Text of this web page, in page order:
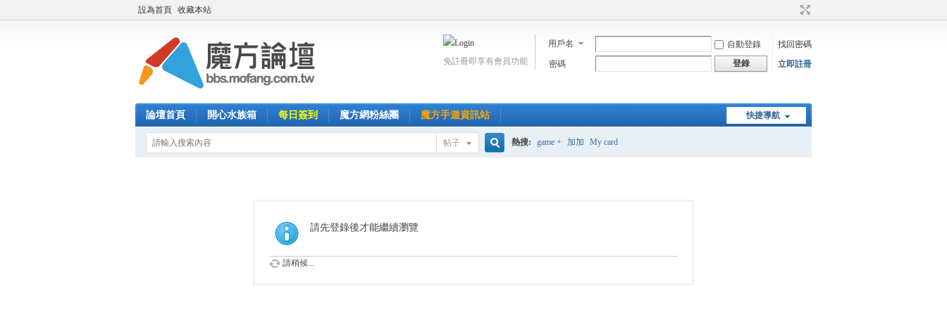
設為首頁 收藏本站
用戶名 自動登錄
找回密碼
密碼
登錄 立即註冊
免註冊即享有會員功能
快捷導航
論壇首頁 開心水族箱 每日簽到 魔方網粉絲團 魔方手遊資訊站
帖子 熱搜: game + 加加 My card
請先登錄後才能繼續瀏覽
請稍候...